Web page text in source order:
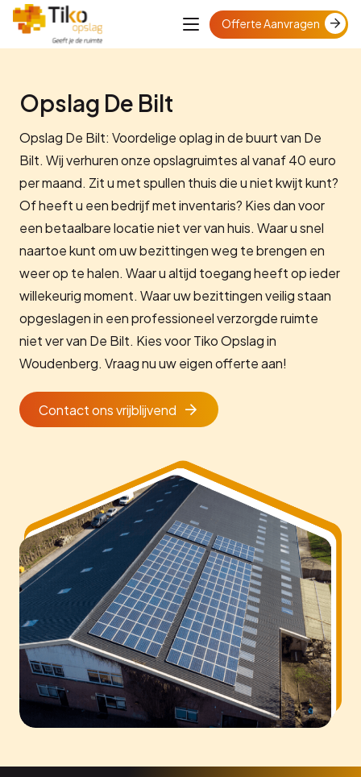
Offerte Aanvragen
Opslag De Bilt
Opslag De Bilt: Voordelige oplag in de buurt van De
Bilt. Wij verhuren onze opslagruimtes al vanaf 40 euro
per maand. Zit u met spullen thuis die u niet kwijt kunt?
Of heeft u een bedrijf met inventaris? Kies dan voor
een betaalbare locatie niet ver van huis. Waar u snel
naartoe kunt om uw bezittingen weg te brengen en
weer op te halen. Waar u altijd toegang heeft op ieder
willekeurig moment. Waar uw bezittingen veilig staan
opgeslagen in een professioneel verzorgde ruimte
niet ver van De Bilt. Kies voor Tiko Opslag in
Woudenberg. Vraag nu uw eigen offerte aan!
Contact ons vrijblijvend